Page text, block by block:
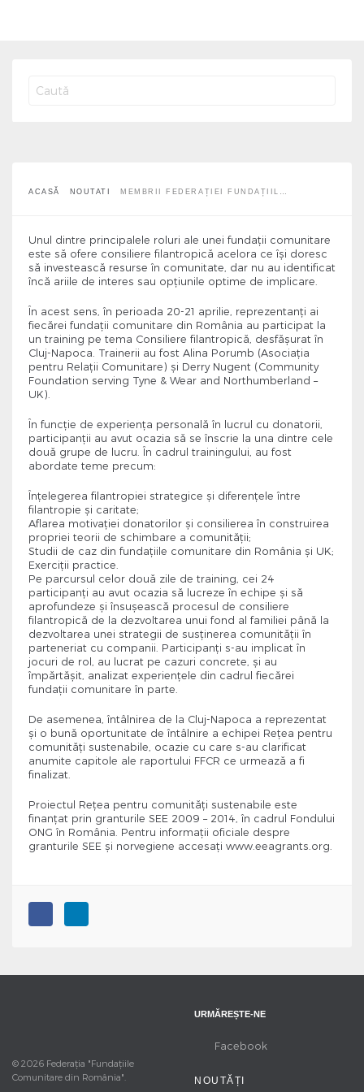
din România se specializează în
ACASĂ NOUTATI MEMBRII FEDERAȚIEI FUNDAȚIIL…
Unul dintre principalele roluri ale unei fundații comunitare
este să ofere consiliere filantropică acelora ce își doresc
să investească resurse în comunitate, dar nu au identificat
încă ariile de interes sau opțiunile optime de implicare.
În acest sens, în perioada 20-21 aprilie, reprezentanți ai
fiecărei fundații comunitare din România au participat la
un training pe tema Consiliere filantropică, desfășurat în
Cluj-Napoca. Trainerii au fost Alina Porumb (Asociația
pentru Relații Comunitare) și Derry Nugent (Community
Foundation serving Tyne & Wear and Northumberland –
UK).
În funcție de experiența personală în lucrul cu donatorii,
participanții au avut ocazia să se înscrie la una dintre cele
două grupe de lucru. În cadrul trainingului, au fost
abordate teme precum:
Înțelegerea filantropiei strategice și diferențele între
filantropie și caritate;
Aflarea motivației donatorilor și consilierea în construirea
propriei teorii de schimbare a comunității;
Studii de caz din fundațiile comunitare din România și UK;
Exerciții practice.
Pe parcursul celor două zile de training, cei 24
participanți au avut ocazia să lucreze în echipe și să
aprofundeze și însușească procesul de consiliere
filantropică de la dezvoltarea unui fond al familiei până la
dezvoltarea unei strategii de susținerea comunității în
parteneriat cu companii. Participanți s-au implicat în
jocuri de rol, au lucrat pe cazuri concrete, și au
împărtășit, analizat experiențele din cadrul fiecărei
fundații comunitare în parte.
De asemenea, întâlnirea de la Cluj-Napoca a reprezentat
și o bună oportunitate de întâlnire a echipei Rețea pentru
comunități sustenabile, ocazie cu care s-au clarificat
anumite capitole ale raportului FFCR ce urmează a fi
finalizat.
Proiectul Rețea pentru comunități sustenabile este
finanțat prin granturile SEE 2009 – 2014, în cadrul Fondului
ONG în România. Pentru informaţii oficiale despre
granturile SEE şi norvegiene accesaţi www.eeagrants.org.
© 2026 Federația "Fundațiile
Comunitare din România".
URMĂREȘTE-NE
Facebook
NOUTĂȚI